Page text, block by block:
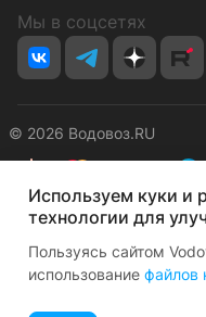
Мы в соцсетях
© 2026 Водовоз.RU
Конфиденциальность
Используем куки и
технологии для
Пользуясь сайтом
использование файлов